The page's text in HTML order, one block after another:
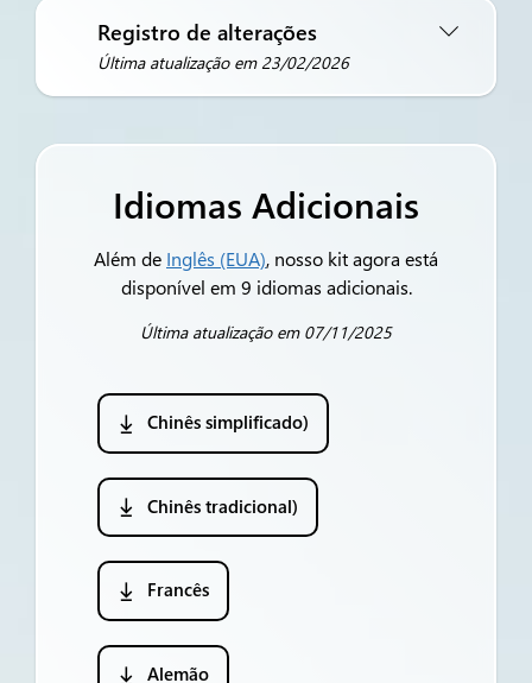
Registro de alterações
Última atualização em 23/02/2026
Idiomas Adicionais
Além de Inglês (EUA), nosso kit agora está
disponível em 9 idiomas adicionais.
Última atualização em 07/11/2025
Chinês simplificado)
Chinês tradicional)
Francês
Alemão